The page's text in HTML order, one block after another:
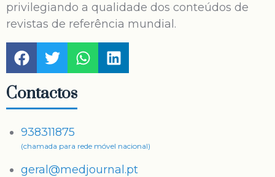
privilegiando a qualidade dos conteúdos de
revistas de referência mundial.
Contactos
938311875
(chamada para rede móvel nacional)
geral@medjournal.pt